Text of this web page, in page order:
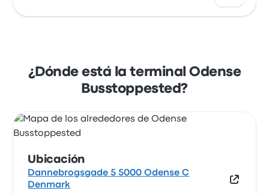
Revisa la ubicación de esta parada de
autobús en Odense en un mapa.
¿Dónde está la terminal Odense
Busstoppested?
Ubicación
Dannebrogsgade 5 5000 Odense C
Denmark